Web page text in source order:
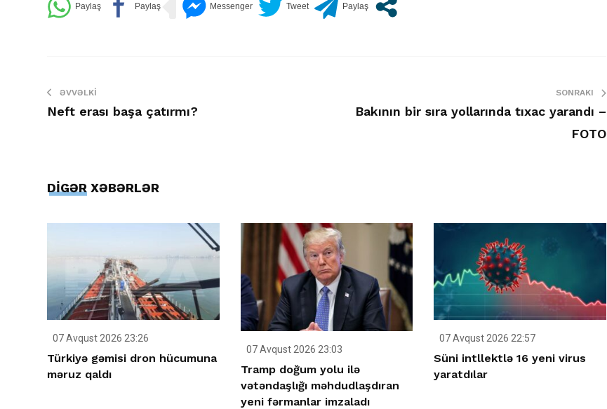
ƏVVƏLKI
Neft erası başa çatırmı?
SONRAKI
Bakının bir sıra yollarında tıxac yarandı –
FOTO
DİGƏR XƏBƏRLƏR
07 Avqust 2026 23:26
Türkiyə gəmisi dron hücumuna
məruz qaldı
07 Avqust 2026 23:03
Tramp doğum yolu ilə
vətəndaşlığı məhdudlaşdıran
yeni fərmanlar imzaladı
07 Avqust 2026 22:57
Süni intllektlə 16 yeni virus
yaratdılar